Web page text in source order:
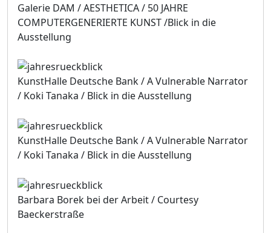
Galerie DAM / AESTHETICA / 50 JAHRE
COMPUTERGENERIERTE KUNST /Blick in die
Ausstellung
KunstHalle Deutsche Bank / A Vulnerable Narrator
/ Koki Tanaka / Blick in die Ausstellung
KunstHalle Deutsche Bank / A Vulnerable Narrator
/ Koki Tanaka / Blick in die Ausstellung
Barbara Borek bei der Arbeit / Courtesy
Baeckerstraße